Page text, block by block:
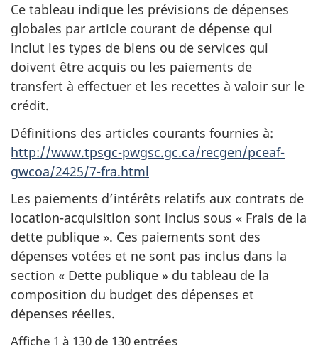
Ce tableau indique les prévisions de dépenses
globales par article courant de dépense qui
inclut les types de biens ou de services qui
doivent être acquis ou les paiements de
transfert à effectuer et les recettes à valoir sur le
crédit.
Définitions des articles courants fournies à:
http://www.tpsgc-pwgsc.gc.ca/recgen/pceaf-
gwcoa/2425/7-fra.html
Les paiements d’intérêts relatifs aux contrats de
location-acquisition sont inclus sous « Frais de la
dette publique ». Ces paiements sont des
dépenses votées et ne sont pas inclus dans la
section « Dette publique » du tableau de la
composition du budget des dépenses et
dépenses réelles.
Affiche 1 à 130 de 130 entrées